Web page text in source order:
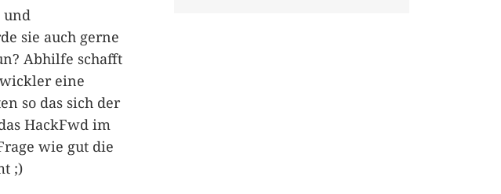
und
sie auch gerne
Abhilfe schafft
eine
so das sich der
HackFwd im
wie gut die
;)